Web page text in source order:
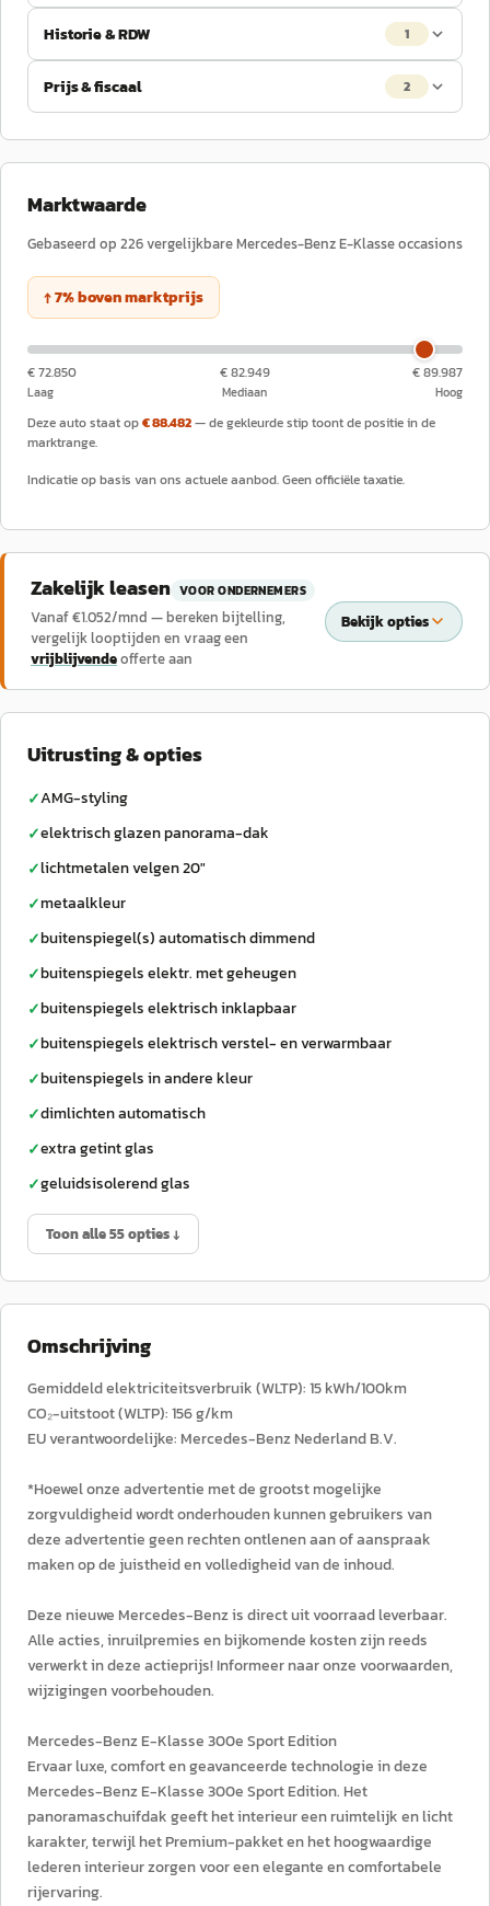
Historie & RDW 1
Prijs & fiscaal 2
Marktwaarde
Gebaseerd op 226vergelijkbareMercedes-BenzE-Klasseoccasions
↑7%bovenmarktprijs
€ 72.850
Laag
€ 82.949
Mediaan
€ 89.987
Hoog
Deze auto staat op€ 88.482— de gekleurde stip toont de positie in de
marktrange.
Indicatie op basis van ons actuele aanbod. Geen officiële taxatie.
Zakelijk leasen VOOR ONDERNEMERS
Vanaf €1.052/mnd — bereken bijtelling,
vergelijk looptijden en vraag een
vrijblijvendeofferte aan
Bekijk opties
Uitrusting & opties
✓AMG-styling
✓elektrisch glazen panorama-dak
✓lichtmetalen velgen 20"
✓metaalkleur
✓buitenspiegel(s) automatisch dimmend
✓buitenspiegels elektr. met geheugen
✓buitenspiegels elektrisch inklapbaar
✓buitenspiegels elektrisch verstel- en verwarmbaar
✓buitenspiegels in andere kleur
✓dimlichten automatisch
✓extra getint glas
✓geluidsisolerend glas
Toon alle 55 opties ↓
Omschrijving
Gemiddeld elektriciteitsverbruik (WLTP): 15 kWh/100km
CO₂-uitstoot (WLTP): 156 g/km
EU verantwoordelijke: Mercedes-Benz Nederland B.V.
*Hoewel onze advertentie met de grootst mogelijke
zorgvuldigheid wordt onderhouden kunnen gebruikers van
deze advertentie geen rechten ontlenen aan of aanspraak
maken op de juistheid en volledigheid van de inhoud.
Deze nieuwe Mercedes-Benz is direct uit voorraad leverbaar.
Alle acties, inruilpremies en bijkomende kosten zijn reeds
verwerkt in deze actieprijs! Informeer naar onze voorwaarden,
wijzigingen voorbehouden.
Mercedes-Benz E-Klasse 300e Sport Edition
Ervaar luxe, comfort en geavanceerde technologie in deze
Mercedes-Benz E-Klasse 300e Sport Edition. Het
panoramaschuifdak geeft het interieur een ruimtelijk en licht
karakter, terwijl het Premium-pakket en het hoogwaardige
lederen interieur zorgen voor een elegante en comfortabele
rijervaring.